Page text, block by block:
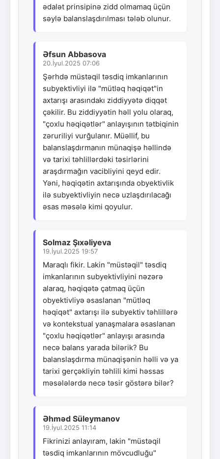
ədalət prinsipinə zidd olmamaq üçün
səylə balanslaşdırılması tələb olunur.
Əfsun Abbasova
20.İyul.2025 07:06
Şərhdə müstəqil təsdiq imkanlarının
subyektivliyi ilə "mütləq həqiqət"in
axtarışı arasındakı ziddiyyətə diqqət
çəkilir. Bu ziddiyyətin həll yolu olaraq,
"çoxlu həqiqətlər" anlayışının tətbiqinin
zəruriliyi vurğulanır. Müəllif, bu
balanslaşdırmanın münaqişə həllində
və tarixi təhlillərdəki təsirlərini
araşdırmağın vacibliyini qeyd edir.
Yəni, həqiqətin axtarışında obyektivlik
ilə subyektivliyin necə uzlaşdırılacağı
əsas məsələ kimi qoyulur.
Solmaz Şıxəliyeva
19.İyul.2025 19:57
Maraqlı fikir. Lakin "müstəqil" təsdiq
imkanlarının subyektivliyini nəzərə
alaraq, həqiqətə çatmaq üçün
obyektivliyə əsaslanan "mütləq
həqiqət" axtarışı ilə subyektiv təhlillərə
və kontekstual yanaşmalara əsaslanan
"çoxlu həqiqətlər" anlayışı arasında
necə balans yarada bilərik? Bu
balanslaşdırma münaqişənin həlli və ya
tarixi gerçəkliyin təhlili kimi həssas
məsələlərdə necə təsir göstərə bilər?
Əhməd Süleymanov
19.İyul.2025 11:14
Fikrinizi anlayıram, lakin "müstəqil
təsdiq imkanlarının mövcudluğu"